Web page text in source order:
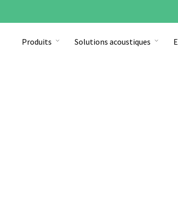
Produits Solutions acoustiques